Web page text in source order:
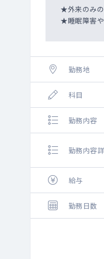
★外来のみ
★睡眠障害や
勤務地
科目
勤務内容
勤務内容
給与
勤務日数